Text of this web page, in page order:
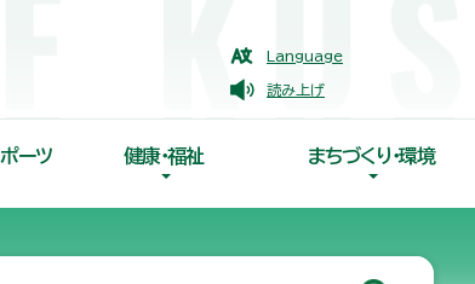
Language
読み上げ
ーツ 健康・福祉 まちづくり・環境